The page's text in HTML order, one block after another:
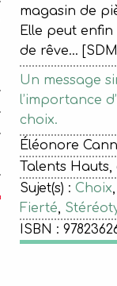
magasin de
Elle peut
de rêve...
Un message
l’importance
choix.
Éléonore
Talents Hauts,
Sujet(s) : Choix,
Fierté,
ISBN :